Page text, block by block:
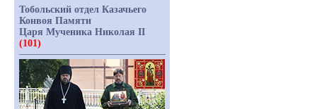
Тобольский отдел Казачьего
Конвоя Памяти
Царя Мученика Николая II
(101)